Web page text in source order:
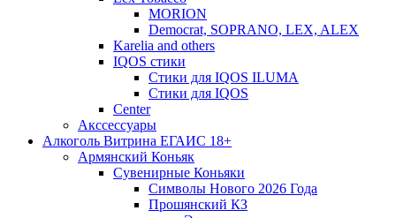
MORION
Democrat, SOPRANO, LEX, ALEX
Karelia and others
IQOS стики
Стики для IQOS ILUMA
Стики для IQOS
Сenter
Акссессуары
Алкоголь Витрина ЕГАИС 18+
Армянский Коньяк
Сувенирные Коньяки
Символы Нового 2026 Года
Прошянский КЗ